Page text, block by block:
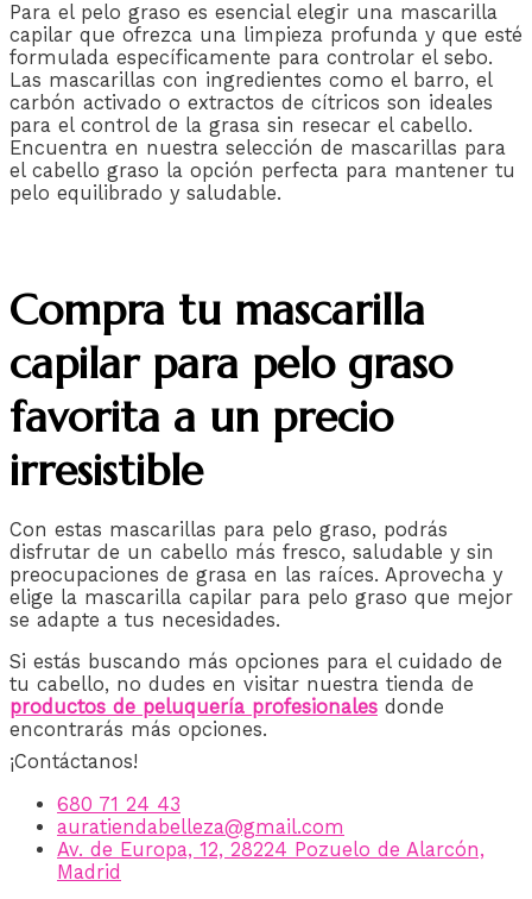
Para el pelo graso es esencial elegir una mascarilla
capilar que ofrezca una limpieza profunda y que esté
formulada específicamente para controlar el sebo.
Las mascarillas con ingredientes como el barro, el
carbón activado o extractos de cítricos son ideales
para el control de la grasa sin resecar el cabello.
Encuentra en nuestra selección de mascarillas para
el cabello graso la opción perfecta para mantener tu
pelo equilibrado y saludable.
Compra tu mascarilla
capilar para pelo graso
favorita a un precio
irresistible
Con estas mascarillas para pelo graso, podrás
disfrutar de un cabello más fresco, saludable y sin
preocupaciones de grasa en las raíces. Aprovecha y
elige la mascarilla capilar para pelo graso que mejor
se adapte a tus necesidades.
Si estás buscando más opciones para el cuidado de
tu cabello, no dudes en visitar nuestra tienda de
productos de peluquería profesionales donde
encontrarás más opciones.
¡Contáctanos!
680 71 24 43
auratiendabelleza@gmail.com
Av. de Europa, 12, 28224 Pozuelo de Alarcón,
Madrid